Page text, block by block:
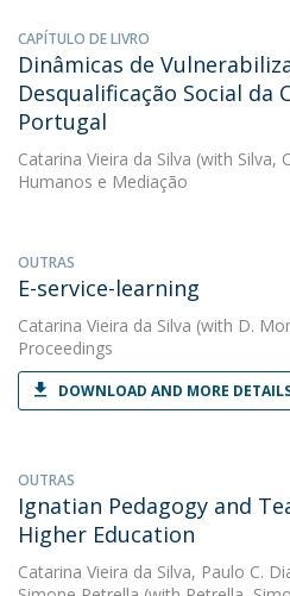
CAPÍTULO DE LIVRO
Dinâmicas de
Desqualificação Social da
Portugal
Catarina Vieira da Silva (with Silva,
Humanos e Mediação
OUTRAS
E-service-learning
Catarina Vieira da Silva (with D.
Proceedings
DOWNLOAD AND MORE
OUTRAS
Ignatian Pedagogy and
Higher Education
Catarina Vieira da Silva, Paulo C.